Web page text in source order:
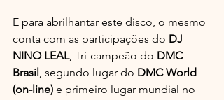
E para abrilhantar este disco, o mesmo
conta com as participações do DJ
NINO LEAL, Tri-campeão do DMC
Brasil , segundo lugar do DMC World
(on-line) e primeiro lugar mundial no